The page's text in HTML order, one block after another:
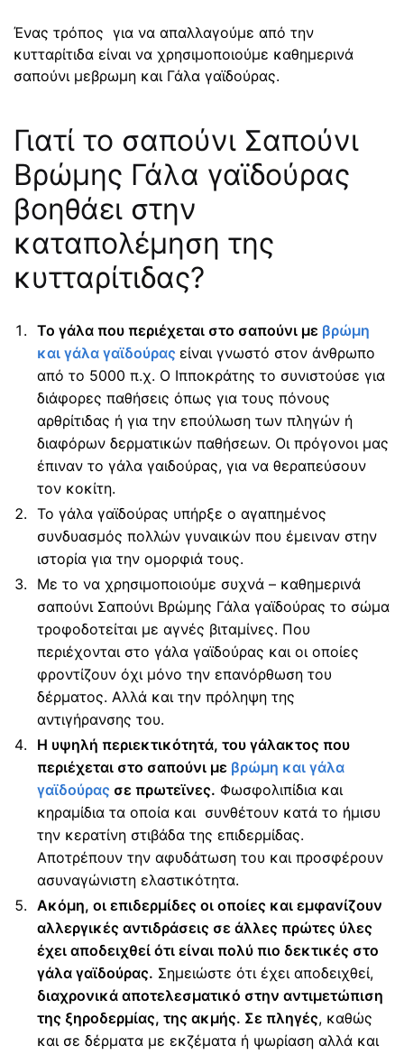
Ένας τρόπος για να απαλλαγούμε από την
κυτταρίτιδα είναι να χρησιμοποιούμε καθημερινά
σαπούνι μεβρωμη και Γάλα γαϊδούρας.
Γιατί το σαπούνι Σαπούνι
Βρώμης Γάλα γαϊδούρας
βοηθάει στην
καταπολέμηση της
κυτταρίτιδας?
Το γάλα που περιέχεται στο σαπούνι με βρώμη
και γάλα γαϊδούρας είναι γνωστό στον άνθρωπο
από το 5000 π.χ. Ο Ιπποκράτης το συνιστούσε για
διάφορες παθήσεις όπως για τους πόνους
αρθρίτιδας ή για την επούλωση των πληγών ή
διαφόρων δερματικών παθήσεων. Οι πρόγονοι µας
έπιναν το γάλα γαιδούρας, για να θεραπεύσουν
τον κοκίτη.
Το γάλα γαϊδούρας υπήρξε ο αγαπημένος
συνδυασμός πολλών γυναικών που έμειναν στην
ιστορία για την ομορφιά τους.
Με το να χρησιμοποιούμε συχνά – καθημερινά
σαπούνι Σαπούνι Βρώμης Γάλα γαϊδούρας το σώμα
τροφοδοτείται με αγνές βιταμίνες. Που
περιέχονται στο γάλα γαϊδούρας και οι οποίες
φροντίζουν όχι μόνο την επανόρθωση του
δέρματος. Αλλά και την πρόληψη της
αντιγήρανσης του.
Η υψηλή περιεκτικότητά, του γάλακτος που
περιέχεται στο σαπούνι με βρώμη και γάλα
γαϊδούρας σε πρωτεϊνες. Φωσφολιπίδια και
κηραμίδια τα οποία και συνθέτουν κατά το ήμισυ
την κερατίνη στιβάδα της επιδερμίδας.
Αποτρέπουν την αφυδάτωση του και προσφέρουν
ασυναγώνιστη ελαστικότητα.
Ακόμη, οι επιδερμίδες οι οποίες και εμφανίζουν
αλλεργικές αντιδράσεις σε άλλες πρώτες ύλες
έχει αποδειχθεί ότι είναι πολύ πιο δεκτικές στο
γάλα γαϊδούρας. Σημειώστε ότι έχει αποδειχθεί,
διαχρονικά αποτελεσματικό στην αντιμετώπιση
της ξηροδερμίας, της ακμής. Σε πληγές, καθώς
και σε δέρματα με εκζέματα ή ψωρίαση αλλά και